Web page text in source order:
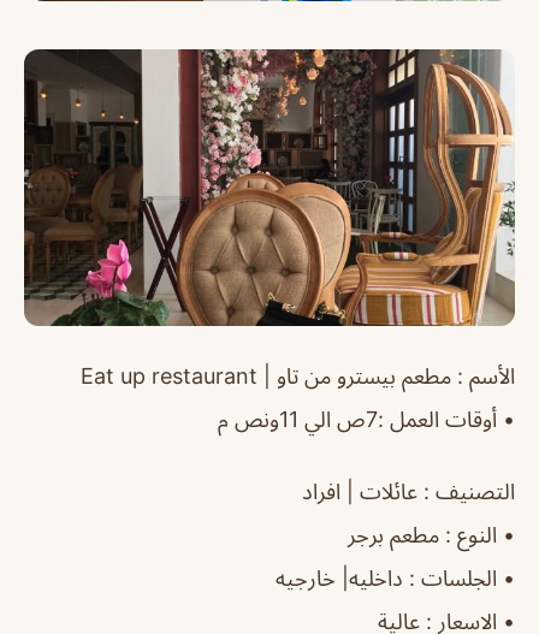
الأسم : مطعم بيسترو من تاو | Eat up restaurant
‏• أوقات العمل :7ص الي 11ونص م
التصنيف : عائلات | افراد
‏• النوع : مطعم برجر
‏• الجلسات : داخليه| خارجيه
‏• الاسعار : عالية